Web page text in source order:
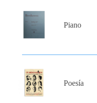
Piano
Poesía